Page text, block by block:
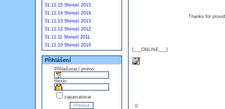
31.12.15 Shrnutí 2015
31.12.14 Shrnutí 2014
31.12.13 Shrnutí 2013
31.12.12 Shrnutí 2012
31.12.11 Shrnutí 2011
31.12.10 Shrnutí 2010
Přihlášení
Přihlašovací jméno:
Heslo:
zapamatovat
{___ONLINE___}
Thanks for
: 0